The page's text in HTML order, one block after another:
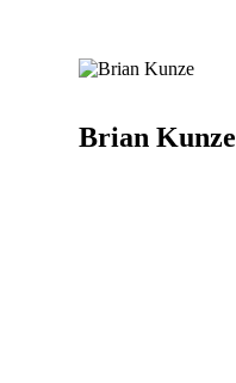
Brian Kunze